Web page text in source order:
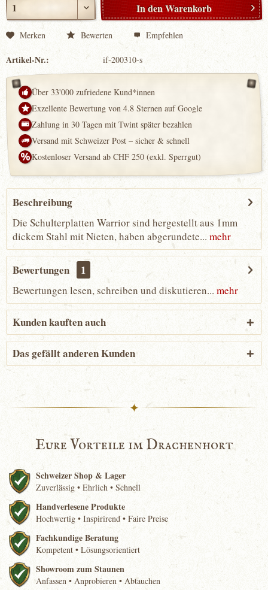
In denWarenkorb
Merken Bewerten Empfehlen
Artikel-Nr.: if-200310-s
Über 33'000 zufriedene Kund*innen
Exzellente Bewertung von 4.8 Sternen auf Google
Zahlung in 30 Tagen mit Twint später bezahlen
Versand mit Schweizer Post – sicher & schnell
Kostenloser Versand ab CHF 250 (exkl. Sperrgut)
Beschreibung
Die Schulterplatten Warrior sind hergestellt aus 1mm
dickem Stahl mit Nieten, haben abgerundete... mehr
Bewertungen 1
Bewertungen lesen, schreiben und diskutieren... mehr
Kunden kauften auch
Das gefällt anderen Kunden
✦
Eure Vorteile im Drachenhort
Schweizer Shop & Lager
Zuverlässig • Ehrlich • Schnell
Handverlesene Produkte
Hochwertig • Inspirirend • Faire Preise
Fachkundige Beratung
Kompetent • Lösungsorientiert
Showroom zum Staunen
Anfassen • Anprobieren • Abtauchen